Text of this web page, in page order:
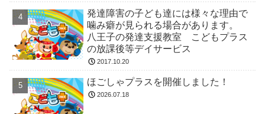
発達障害の子ども達には様々な理由で
噛み癖が見られる場合があります。
八王子の発達支援教室 こどもプラス
の放課後等デイサービス
2017.10.20
ほごしゃプラスを開催しました！
2026.07.18